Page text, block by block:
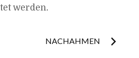
werden.
NACHAHMEN